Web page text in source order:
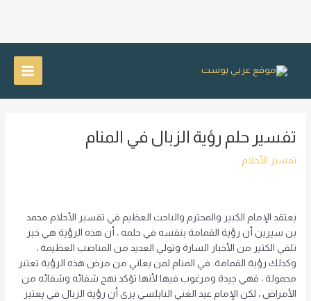
Main
تفسير حلم رؤية الزبال في المنام
تفسير الأحلام
يعتقد الإمام الكبير والمحترم والباحث العظيم في تفسير الأحلام محمد
بن سيرين أن رؤية القمامة بنفسه في حلمه ، أن هذه الرؤية هي خبر
تلقي الكثير من الأخبار السارة وتولي العديد من المناصب العظيمة ،
وكذلك رؤية القمامة. في المنام لمن يعاني من مرض هذه الرؤية تعتبر
محمولة ، فهي جيدة ومرغوب فيها لأنها تؤكد نهج شفائه وشفائه من
الأمراض ، لكن الإمام عبد الغني النابلسي يرى أن رؤية الزبال في يعتبر